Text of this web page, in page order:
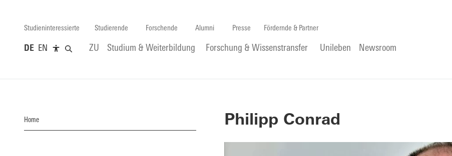
Studieninteressierte Studierende Forschende Alumni Presse Fördernde & Partner
DE EN ZU Studium & Weiterbildung Forschung & Wissenstransfer Unileben Newsroom
Home Philipp Conrad